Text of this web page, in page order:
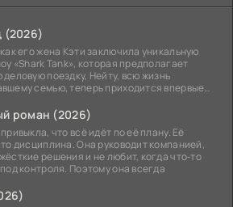
(2026)
его жена Кэти заключила уникальную
«Shark Tank», которая предполагает
поездку, Нейту, всю жизнь
семью, теперь приходится впервые
роман (2026)
что всё идёт по её плану. Её
дисциплина. Она руководит компанией,
решения и не любит, когда что‑то
контроля. Поэтому она всегда